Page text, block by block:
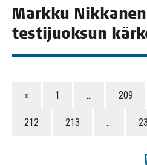
Mark­ku
tes­ti­juok­sun
« 1 … 209
212 213 …